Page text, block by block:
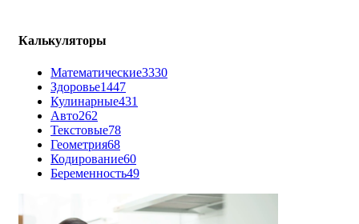
Калькуляторы
Математические3330
Здоровье1447
Кулинарные431
Авто262
Текстовые78
Геометрия68
Кодирование60
Беременность49